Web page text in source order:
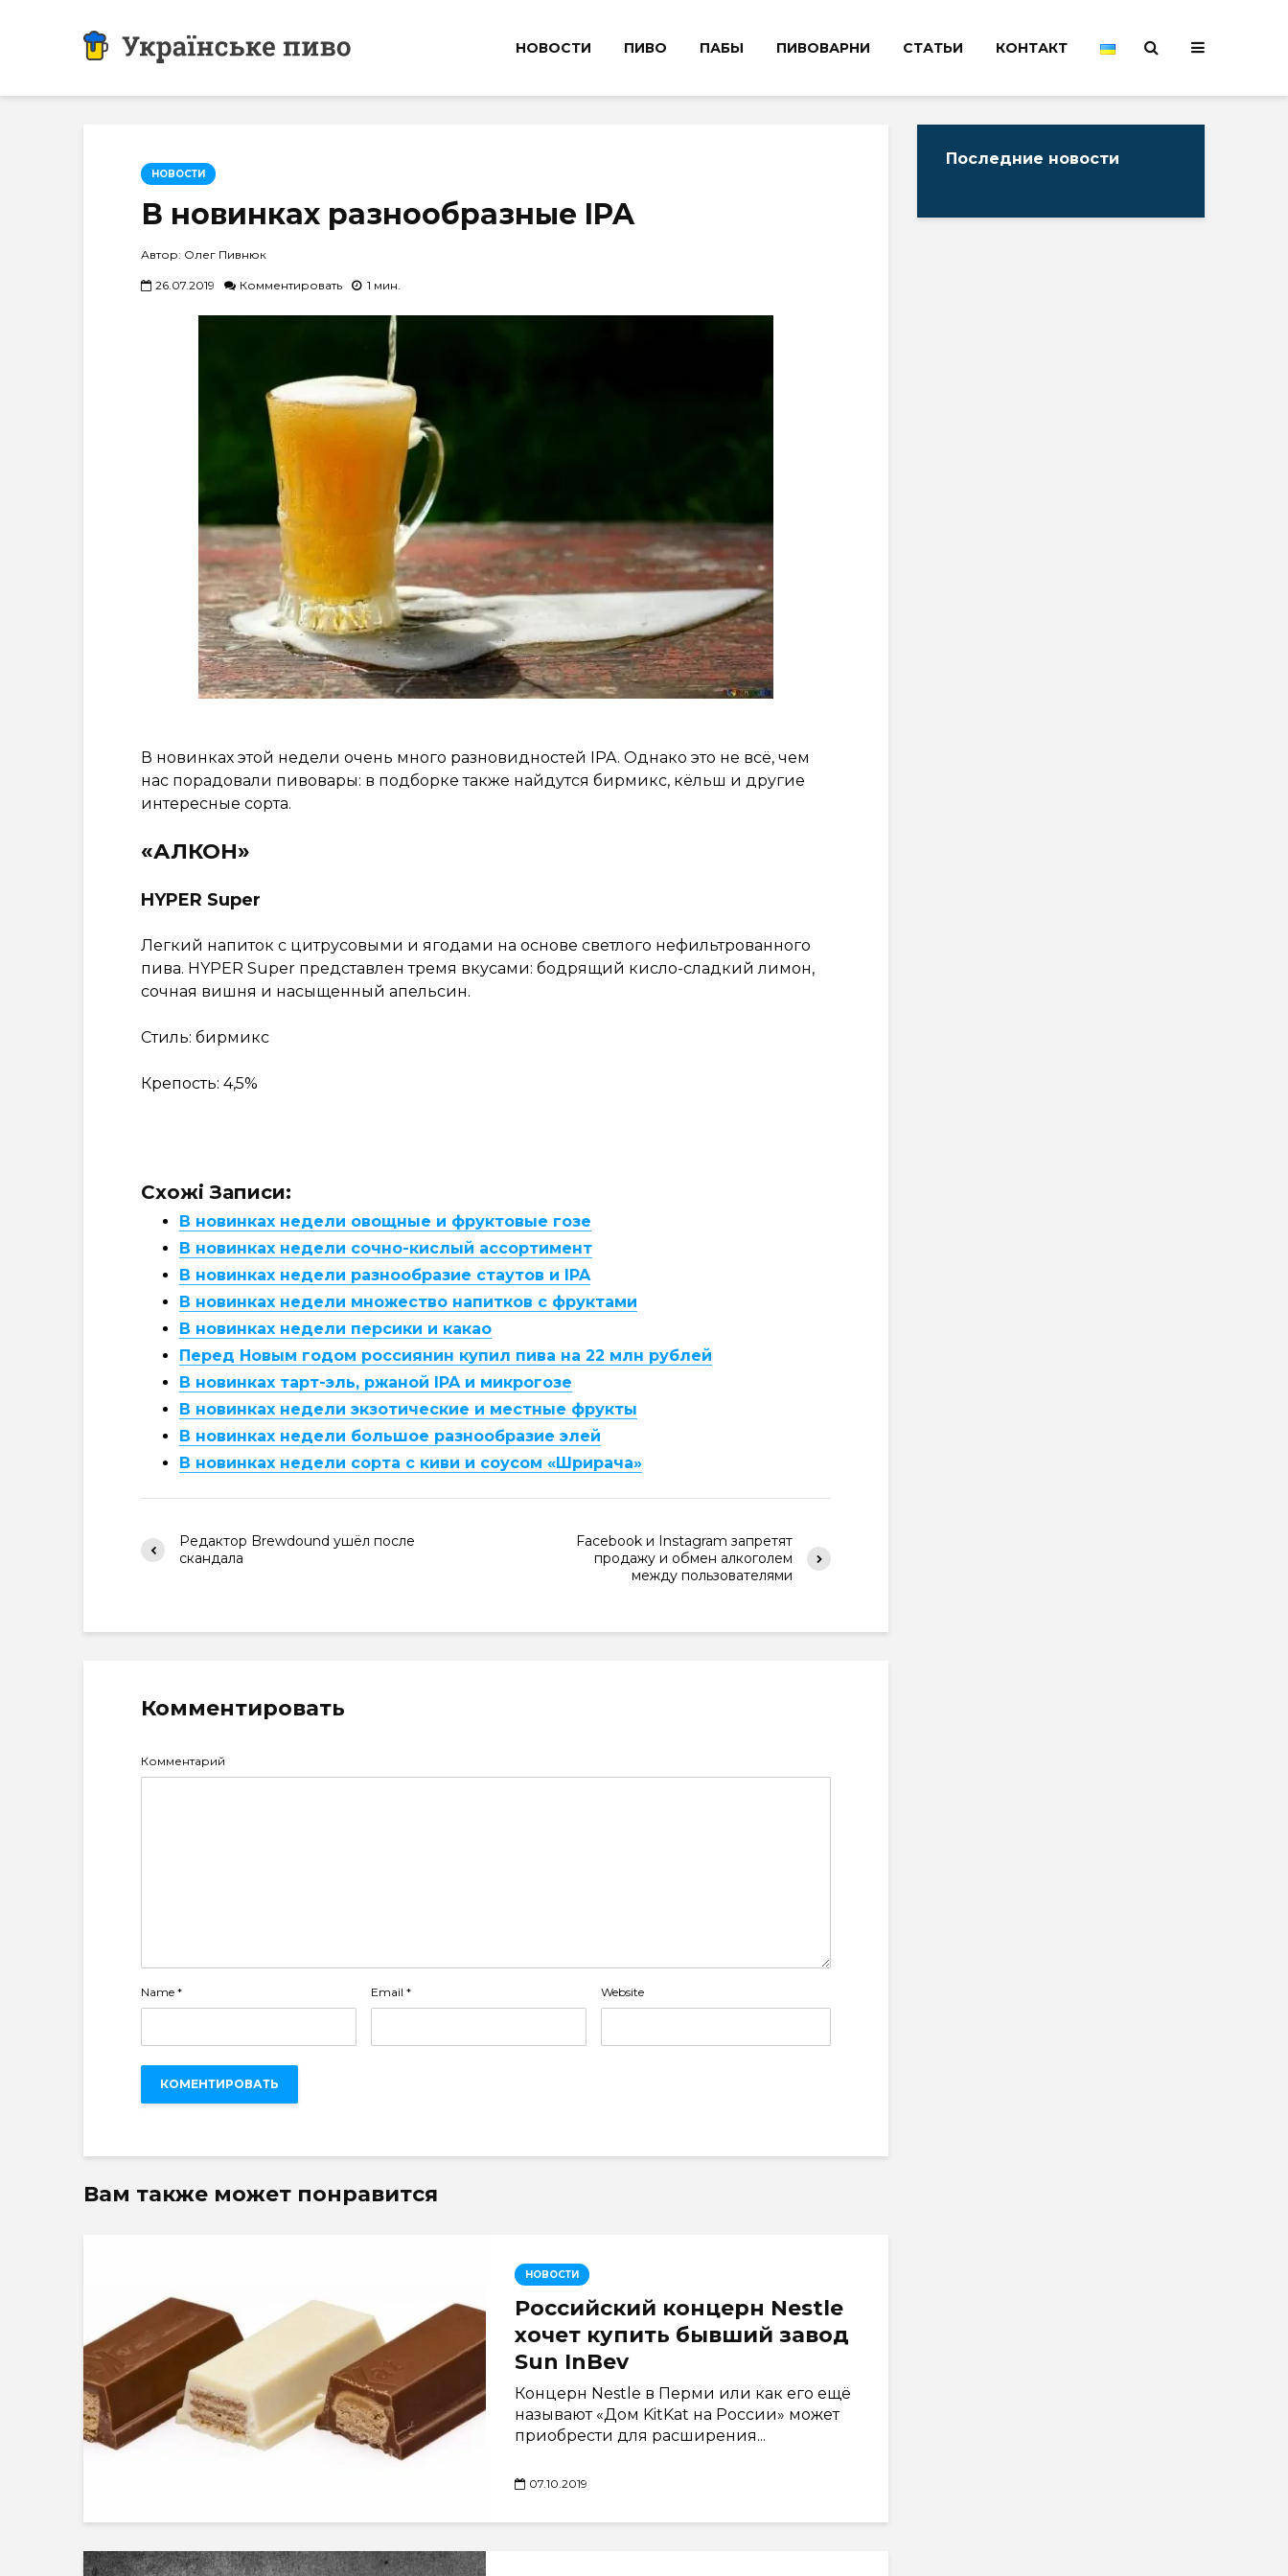
НОВОСТИ ПИВО ПАБЫ ПИВОВАРНИ СТАТЬИ КОНТАКТ
НОВОСТИ
В новинках разнообразные IPA
Автор: Олег Пивнюк
26.07.2019 Комментировать 1 мин.
В новинках этой недели очень много разновидностей IPA. Однако это не всё, чем
нас порадовали пивовары: в подборке также найдутся бирмикс, кёльш и другие
интересные сорта.
«АЛКОН»
HYPER Super
Легкий напиток с цитрусовыми и ягодами на основе светлого нефильтрованного
пива. HYPER Super представлен тремя вкусами: бодрящий кисло-сладкий лимон,
сочная вишня и насыщенный апельсин.
Стиль: бирмикс
Крепость: 4,5%
Схожі Записи:
В новинках недели овощные и фруктовые гозе
В новинках недели сочно-кислый ассортимент
В новинках недели разнообразие стаутов и IPA
В новинках недели множество напитков с фруктами
В новинках недели персики и какао
Перед Новым годом россиянин купил пива на 22 млн рублей
В новинках тарт-эль, ржаной IPA и микрогозе
В новинках недели экзотические и местные фрукты
В новинках недели большое разнообразие элей
В новинках недели сорта с киви и соусом «Шрирача»
Редактор Brewdound ушёл после
скандала
Facebook и Instagram запретят
продажу и обмен алкоголем
между пользователями
Комментировать
Комментарий
Name * Email * Website
Вам также может понравится
НОВОСТИ
Российский концерн Nestle
хочет купить бывший завод
Sun InBev
Концерн Nestle в Перми или как его ещё
называют «Дом KitKat на России» может
приобрести для расширения...
07.10.2019
Последние новости